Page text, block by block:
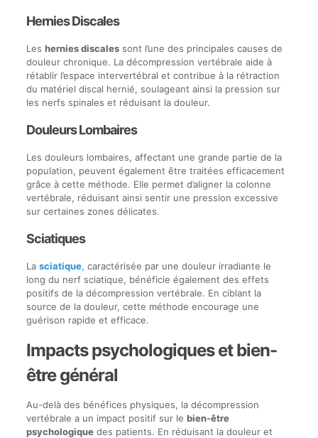
Hernies Discales
Les hernies discalessont l’une des principales causes de
douleur chronique. La décompression vertébrale aide à
rétablir l’espace intervertébral et contribue à la rétraction
du matériel discal hernié, soulageant ainsi la pression sur
les nerfs spinales et réduisant la douleur.
Douleurs Lombaires
Les douleurs lombaires, affectant une grande partie de la
population, peuvent également être traitées efficacement
grâce à cette méthode. Elle permet d’aligner la colonne
vertébrale, réduisant ainsi sentir une pression excessive
sur certaines zones délicates.
Sciatiques
La sciatique, caractérisée par une douleur irradiante le
long du nerf sciatique, bénéficie également des effets
positifs de la décompression vertébrale. En ciblant la
source de la douleur, cette méthode encourage une
guérison rapide et efficace.
Impacts psychologiques et bien-
être général
Au-delà des bénéfices physiques, la décompression
vertébrale a un impact positif sur le bien-être
psychologiquedes patients. En réduisant la douleur et